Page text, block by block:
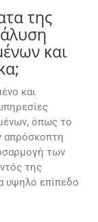
της
και
και
όπως το
απρόσκοπτη
των
της
υψηλό επίπεδο